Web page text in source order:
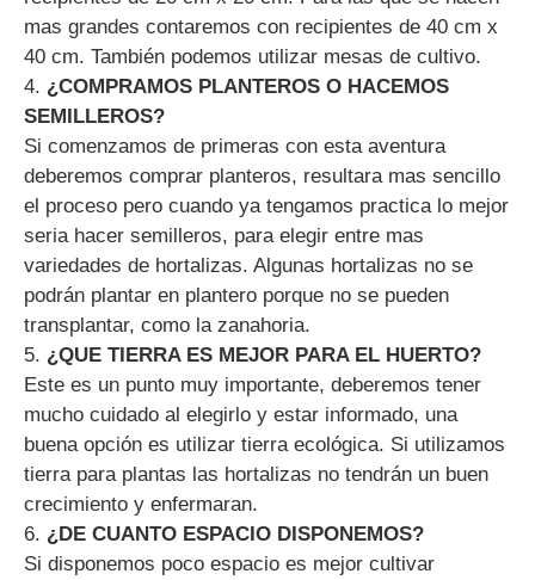
mas grandes contaremos con recipientes de 40 cm x
40 cm. También podemos utilizar mesas de cultivo.
4. ¿COMPRAMOS PLANTEROS O HACEMOS
SEMILLEROS?
Si comenzamos de primeras con esta aventura
deberemos comprar planteros, resultara mas sencillo
el proceso pero cuando ya tengamos practica lo mejor
seria hacer semilleros, para elegir entre mas
variedades de hortalizas. Algunas hortalizas no se
podrán plantar en plantero porque no se pueden
transplantar, como la zanahoria.
5. ¿QUE TIERRA ES MEJOR PARA EL HUERTO?
Este es un punto muy importante, deberemos tener
mucho cuidado al elegirlo y estar informado, una
buena opción es utilizar tierra ecológica. Si utilizamos
tierra para plantas las hortalizas no tendrán un buen
crecimiento y enfermaran.
6. ¿DE CUANTO ESPACIO DISPONEMOS?
Si disponemos poco espacio es mejor cultivar